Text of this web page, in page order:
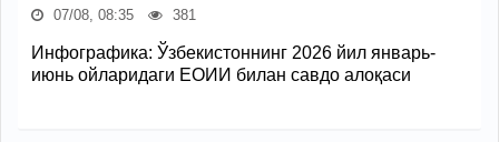
07/08, 08:35 381
Инфографика: Ўзбекистоннинг 2026 йил январь-
июнь ойларидаги ЕОИИ билан савдо алоқаси